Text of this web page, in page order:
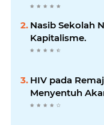
Mitigasi dan
Bencana
Nasib Sekolah
Kapitalisme.
HIV pada
Menyentuh